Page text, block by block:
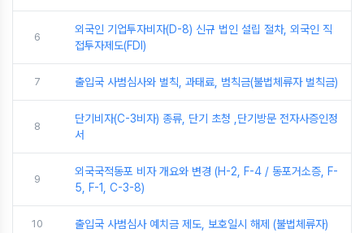
6
외국인 기업투자비자(D-8) 신규 법인 설립 절차, 외국인 직
접투자제도(FDI)
7 출입국 사범심사와 벌칙, 과태료, 범칙금(불법체류자 벌칙금)
8
단기비자(C-3비자) 종류, 단기 초청 ,단기방문 전자사증인정
서
9
외국국적동포 비자 개요와 변경 (H-2, F-4 / 동포거소증, F-
5, F-1, C-3-8)
10 출입국 사범심사 예치금 제도, 보호일시 해제 (불법체류자)